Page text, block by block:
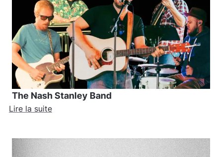
The Nash Stanley Band
Lire la suite